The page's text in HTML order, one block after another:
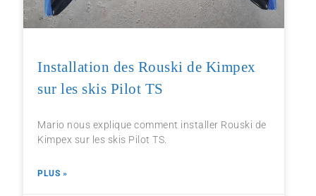
Installation des Rouski de Kimpex
sur les skis Pilot TS
Mario nous explique comment installer Rouski de
Kimpex sur les skis Pilot TS.
PLUS »